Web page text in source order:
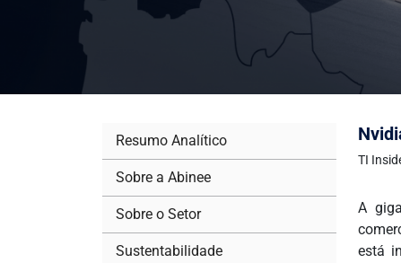
TI
A
está
Resumo Analítico
Sobre a Abinee
Sobre o Setor
Sustentabilidade